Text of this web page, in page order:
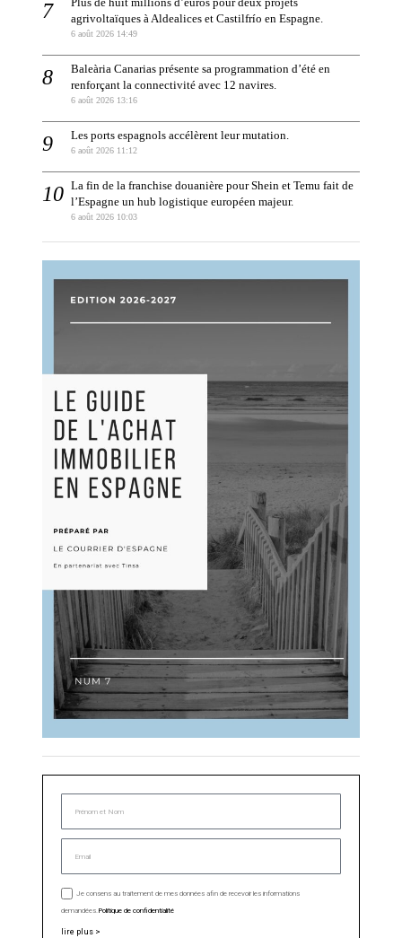
Plus de huit millions d’euros pour deux projets
agrivoltaïques à Aldealices et Castilfrío en Espagne.
6 août 2026 14:49
Baleària Canarias présente sa programmation d’été en
renforçant la connectivité avec 12 navires.
6 août 2026 13:16
Les ports espagnols accélèrent leur mutation.
6 août 2026 11:12
La fin de la franchise douanière pour Shein et Temu fait de
l’Espagne un hub logistique européen majeur.
6 août 2026 10:03
Je consens au traitement de mes données afin de recevoir les informations
demandées.Politique de confidentialité
lire plus >